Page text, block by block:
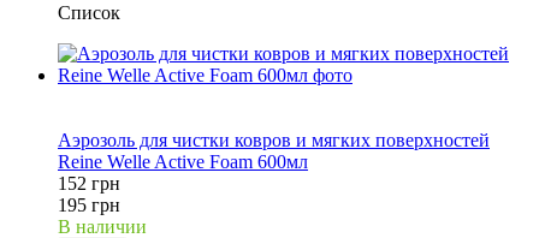
Список
Аэрозоль для чистки ковров и мягких поверхностей
Reine Welle Active Foam 600мл
152 грн
195 грн
В наличии